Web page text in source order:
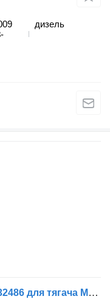
дизель
Насос подъема кабины Weber 32486 для тягача MAN TGX (01.07-12.21)